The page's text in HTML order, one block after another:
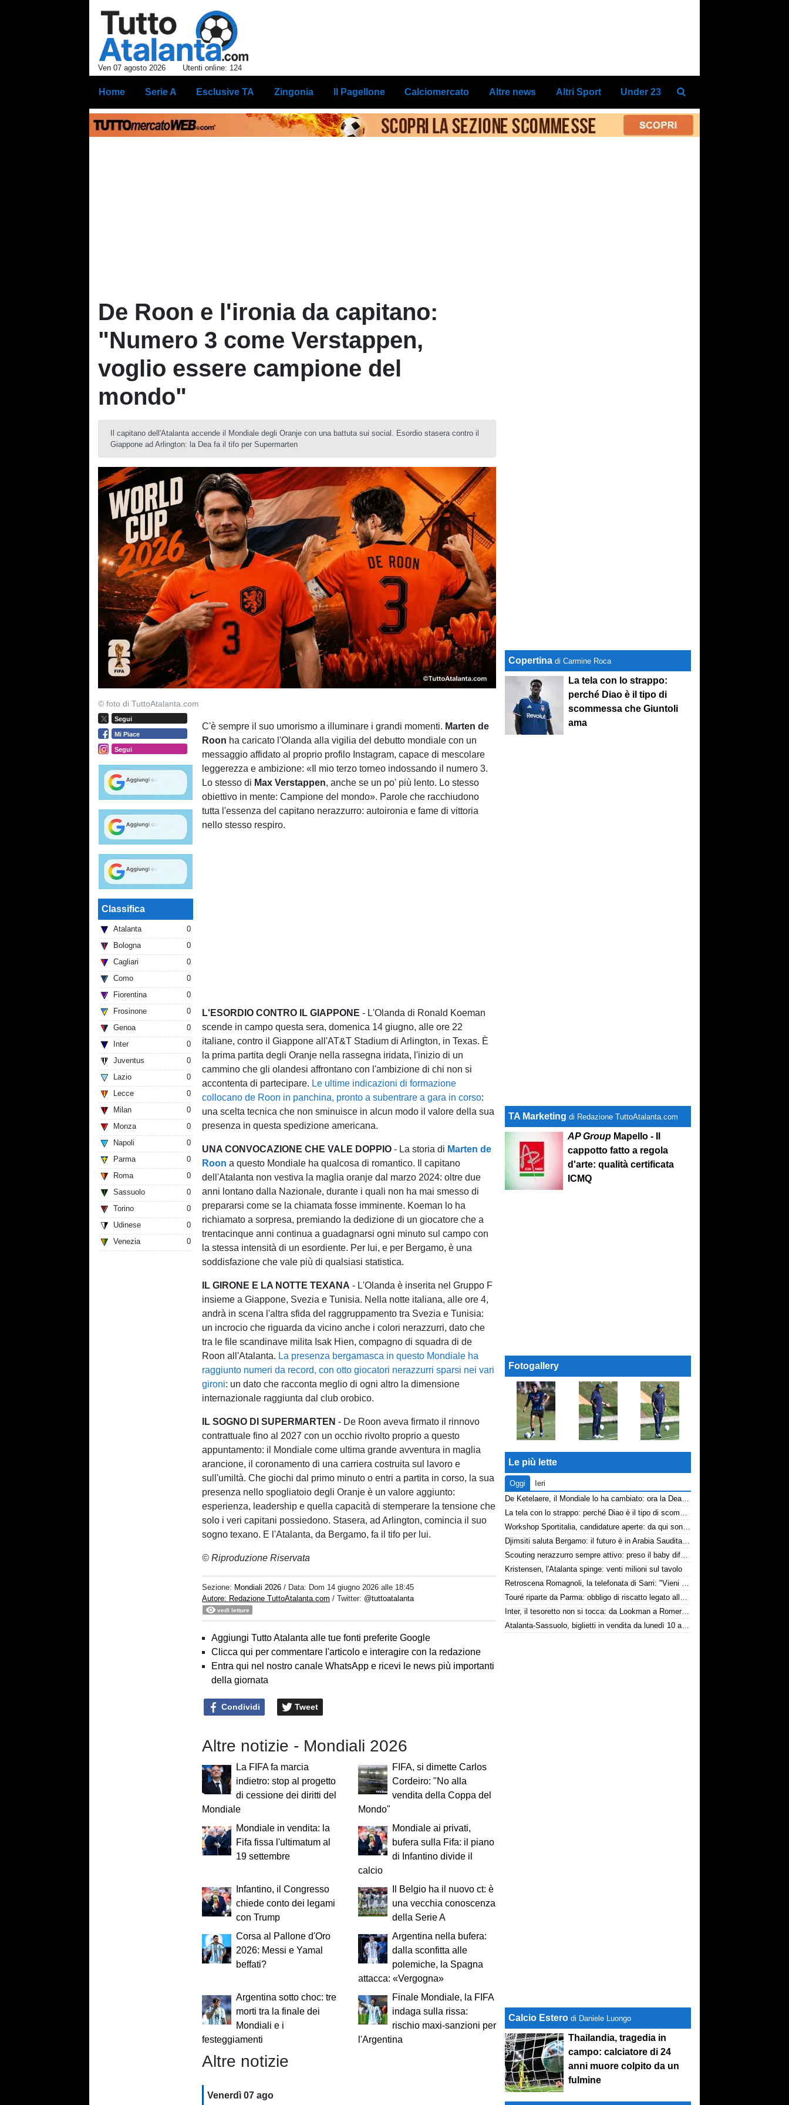
Ven 07 agosto 2026 Utenti online: 124
Home Serie A Esclusive TA Zingonia Il Pagellone Calciomercato Altre news Altri Sport Under 23
De Roon e l'ironia da capitano:
"Numero 3 come Verstappen,
voglio essere campione del
mondo"
Il capitano dell'Atalanta accende il Mondiale degli Oranje con una battuta sui social. Esordio stasera contro il
Giappone ad Arlington: la Dea fa il tifo per Supermarten
© foto di TuttoAtalanta.com
Segui
Mi Piace
Segui
Classifica
Atalanta
0
Bologna
0
Cagliari
0
Como
0
Fiorentina
0
Frosinone
0
Genoa
0
Inter
0
Juventus
0
Lazio
0
Lecce
0
Milan
0
Monza
0
Napoli
0
Parma
0
Roma
0
Sassuolo
0
Torino
0
Udinese
0
Venezia
0
C'è sempre il suo umorismo a illuminare i grandi momenti. Marten de
Roon ha caricato l'Olanda alla vigilia del debutto mondiale con un
messaggio affidato al proprio profilo Instagram, capace di mescolare
leggerezza e ambizione: «Il mio terzo torneo indossando il numero 3.
Lo stesso di Max Verstappen, anche se un po' più lento. Lo stesso
obiettivo in mente: Campione del mondo». Parole che racchiudono
tutta l'essenza del capitano nerazzurro: autoironia e fame di vittoria
nello stesso respiro.
L'ESORDIO CONTRO IL GIAPPONE - L'Olanda di Ronald Koeman
scende in campo questa sera, domenica 14 giugno, alle ore 22
italiane, contro il Giappone all'AT&T Stadium di Arlington, in Texas. È
la prima partita degli Oranje nella rassegna iridata, l'inizio di un
cammino che gli olandesi affrontano con l'ambizione di chi non si
accontenta di partecipare. Le ultime indicazioni di formazione
collocano de Roon in panchina, pronto a subentrare a gara in corso:
una scelta tecnica che non sminuisce in alcun modo il valore della sua
presenza in questa spedizione americana.
UNA CONVOCAZIONE CHE VALE DOPPIO - La storia di Marten de
Roon a questo Mondiale ha qualcosa di romantico. Il capitano
dell'Atalanta non vestiva la maglia oranje dal marzo 2024: oltre due
anni lontano dalla Nazionale, durante i quali non ha mai smesso di
prepararsi come se la chiamata fosse imminente. Koeman lo ha
richiamato a sorpresa, premiando la dedizione di un giocatore che a
trentacinque anni continua a guadagnarsi ogni minuto sul campo con
la stessa intensità di un esordiente. Per lui, e per Bergamo, è una
soddisfazione che vale più di qualsiasi statistica.
IL GIRONE E LA NOTTE TEXANA - L'Olanda è inserita nel Gruppo F
insieme a Giappone, Svezia e Tunisia. Nella notte italiana, alle ore 4,
andrà in scena l'altra sfida del raggruppamento tra Svezia e Tunisia:
un incrocio che riguarda da vicino anche i colori nerazzurri, dato che
tra le file scandinave milita Isak Hien, compagno di squadra di de
Roon all'Atalanta. La presenza bergamasca in questo Mondiale ha
raggiunto numeri da record, con otto giocatori nerazzurri sparsi nei vari
gironi: un dato che racconta meglio di ogni altro la dimensione
internazionale raggiunta dal club orobico.
IL SOGNO DI SUPERMARTEN - De Roon aveva firmato il rinnovo
contrattuale fino al 2027 con un occhio rivolto proprio a questo
appuntamento: il Mondiale come ultima grande avventura in maglia
arancione, il coronamento di una carriera costruita sul lavoro e
sull'umiltà. Che giochi dal primo minuto o entri a partita in corso, la sua
presenza nello spogliatoio degli Oranje è un valore aggiunto:
esperienza, leadership e quella capacità di stemperare la tensione che
solo i veri capitani possiedono. Stasera, ad Arlington, comincia il suo
sogno texano. E l'Atalanta, da Bergamo, fa il tifo per lui.
© Riproduzione Riservata
Sezione: Mondiali 2026 / Data: Dom 14 giugno 2026 alle 18:45
Autore: Redazione TuttoAtalanta.com / Twitter: @tuttoatalanta
vedi letture
Aggiungi Tutto Atalanta alle tue fonti preferite Google
Clicca qui per commentare l'articolo e interagire con la redazione
Entra qui nel nostro canale WhatsApp e ricevi le news più importanti
della giornata
Condividi Tweet
Altre notizie - Mondiali 2026
La FIFA fa marcia
indietro: stop al progetto
di cessione dei diritti del
Mondiale
FIFA, si dimette Carlos
Cordeiro: "No alla
vendita della Coppa del
Mondo"
Mondiale in vendita: la
Fifa fissa l'ultimatum al
19 settembre
Mondiale ai privati,
bufera sulla Fifa: il piano
di Infantino divide il
calcio
Infantino, il Congresso
chiede conto dei legami
con Trump
Il Belgio ha il nuovo ct: è
una vecchia conoscenza
della Serie A
Corsa al Pallone d'Oro
2026: Messi e Yamal
beffati?
Argentina nella bufera:
dalla sconfitta alle
polemiche, la Spagna
attacca: «Vergogna»
Argentina sotto choc: tre
morti tra la finale dei
Mondiali e i
festeggiamenti
Finale Mondiale, la FIFA
indaga sulla rissa:
rischio maxi-sanzioni per
l'Argentina
Altre notizie
Venerdì 07 ago
Copertina di Carmine Roca
La tela con lo strappo:
perché Diao è il tipo di
scommessa che Giuntoli
ama
TA Marketing di Redazione TuttoAtalanta.com
AP Group Mapello - Il
cappotto fatto a regola
d'arte: qualità certificata
ICMQ
Fotogallery
Le più lette
Oggi
Ieri
De Ketelaere, il Mondiale lo ha cambiato: ora la Dea riparte da lui
La tela con lo strappo: perché Diao è il tipo di scommessa che Giuntoli ama
Workshop Sportitalia, candidature aperte: da qui sono passate firme di Serie A
Djimsiti saluta Bergamo: il futuro è in Arabia Saudita! Tre milioni e firma biennale
Scouting nerazzurro sempre attivo: preso il baby difensore 2010 Levačić
Kristensen, l'Atalanta spinge: venti milioni sul tavolo
Retroscena Romagnoli, la telefonata di Sarri: "Vieni con me a Bergamo"
Touré riparte da Parma: obbligo di riscatto legato alla salvezza
Inter, il tesoretto non si tocca: da Lookman a Romero, un anno di rinunce
Atalanta-Sassuolo, biglietti in vendita da lunedì 10 agosto
Calcio Estero di Daniele Luongo
Thailandia, tragedia in
campo: calciatore di 24
anni muore colpito da un
fulmine